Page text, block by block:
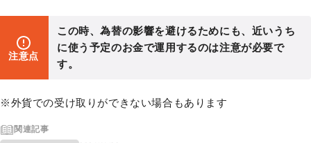
注意点
この時、為替の影響を避けるためにも、近いうち
に使う予定のお金で運用するのは注意が必要で
す。
※外貨での受け取りができない場合もあります
関連記事